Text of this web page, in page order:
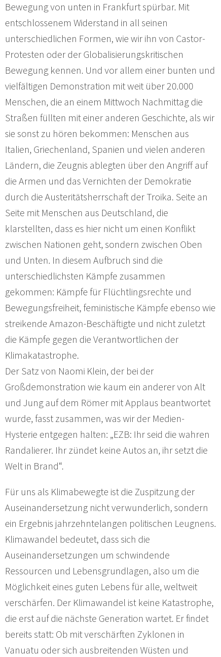
Bewegung von unten in Frankfurt spürbar. Mit
entschlossenem Widerstand in all seinen
unterschiedlichen Formen, wie wir ihn von Castor-
Protesten oder der Globalisierungskritischen
Bewegung kennen. Und vor allem einer bunten und
vielfältigen Demonstration mit weit über 20.000
Menschen, die an einem Mittwoch Nachmittag die
Straßen füllten mit einer anderen Geschichte, als wir
sie sonst zu hören bekommen: Menschen aus
Italien, Griechenland, Spanien und vielen anderen
Ländern, die Zeugnis ablegten über den Angriff auf
die Armen und das Vernichten der Demokratie
durch die Austeritätsherrschaft der Troika. Seite an
Seite mit Menschen aus Deutschland, die
klarstellten, dass es hier nicht um einen Konflikt
zwischen Nationen geht, sondern zwischen Oben
und Unten. In diesem Aufbruch sind die
unterschiedlichsten Kämpfe zusammen
gekommen: Kämpfe für Flüchtlingsrechte und
Bewegungsfreiheit, feministische Kämpfe ebenso wie
streikende Amazon-Beschäftigte und nicht zuletzt
die Kämpfe gegen die Verantwortlichen der
Klimakatastrophe.
Der Satz von Naomi Klein, der bei der
Großdemonstration wie kaum ein anderer von Alt
und Jung auf dem Römer mit Applaus beantwortet
wurde, fasst zusammen, was wir der Medien-
Hysterie entgegen halten: „EZB: Ihr seid die wahren
Randalierer. Ihr zündet keine Autos an, ihr setzt die
Welt in Brand“.
Für uns als Klimabewegte ist die Zuspitzung der
Auseinandersetzung nicht verwunderlich, sondern
ein Ergebnis jahrzehntelangen politischen Leugnens.
Klimawandel bedeutet, dass sich die
Auseinandersetzungen um schwindende
Ressourcen und Lebensgrundlagen, also um die
Möglichkeit eines guten Lebens für alle, weltweit
verschärfen. Der Klimawandel ist keine Katastrophe,
die erst auf die nächste Generation wartet. Er findet
bereits statt: Ob mit verschärften Zyklonen in
Vanuatu oder sich ausbreitenden Wüsten und